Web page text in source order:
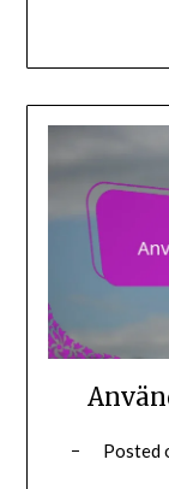
Posted